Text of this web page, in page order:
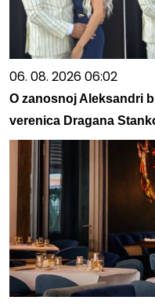
06. 08. 2026 06:02
O zanosnoj Aleksandri
verenica Dragana